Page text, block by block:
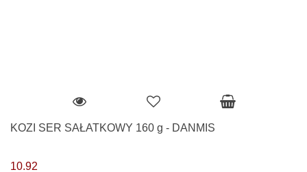
KOZI SER SAŁATKOWY 160 g - DANMIS
10.92